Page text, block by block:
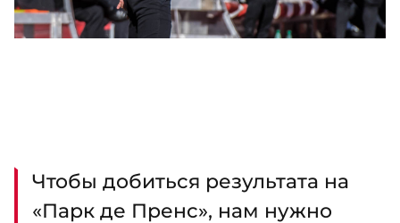
Чтобы добиться результата на
«Парк де Пренс», нам нужно